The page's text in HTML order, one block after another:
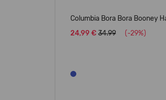
Columbia Bora Bora Booney
24,99 € 34.99 (-29%)